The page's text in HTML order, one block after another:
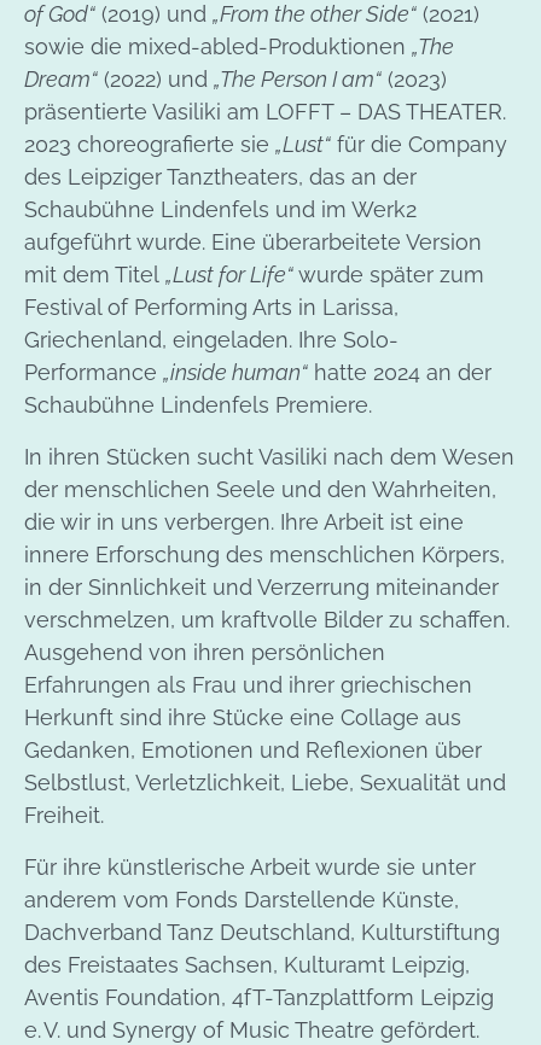
of God“ (2019) und „From the other Side“ (2021)
sowie die mixed-abled-Produktionen „The
Dream“ (2022) und „The Person I am“ (2023)
präsentierte Vasiliki am LOFFT – DAS THEATER.
2023 choreografierte sie „Lust“ für die Company
des Leipziger Tanztheaters, das an der
Schaubühne Lindenfels und im Werk2
aufgeführt wurde. Eine überarbeitete Version
mit dem Titel „Lust for Life“wurde später zum
Festival of Performing Arts in Larissa,
Griechenland, eingeladen. Ihre Solo-
Performance „inside human“ hatte 2024 an der
Schaubühne Lindenfels Premiere.
In ihren Stücken sucht Vasiliki nach dem Wesen
der menschlichen Seele und den Wahrheiten,
die wir in uns verbergen. Ihre Arbeit ist eine
innere Erforschung des menschlichen Körpers,
in der Sinnlichkeit und Verzerrung miteinander
verschmelzen, um kraftvolle Bilder zu schaffen.
Ausgehend von ihren persönlichen
Erfahrungen als Frau und ihrer griechischen
Herkunft sind ihre Stücke eine Collage aus
Gedanken, Emotionen und Reflexionen über
Selbstlust, Verletzlichkeit, Liebe, Sexualität und
Freiheit.
Für ihre künstlerische Arbeit wurde sie unter
anderem vom Fonds Darstellende Künste,
Dachverband Tanz Deutschland, Kulturstiftung
des Freistaates Sachsen, Kulturamt Leipzig,
Aventis Foundation, 4fT-Tanzplattform Leipzig
e. V. und Synergy of Music Theatre gefördert.